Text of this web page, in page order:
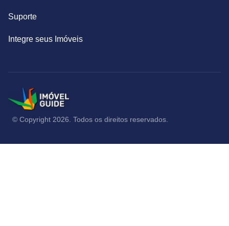
Suporte
Integre seus Imóveis
© Copyright 2026. Todos os direitos reservados.